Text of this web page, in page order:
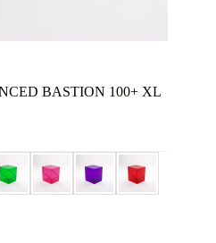
BASTION 100+ XL